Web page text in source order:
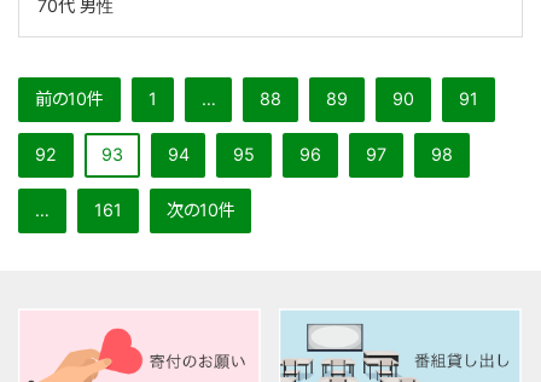
70代 男性
前の10件 1 … 88 89 90 91
92 93 94 95 96 97 98
… 161 次の10件